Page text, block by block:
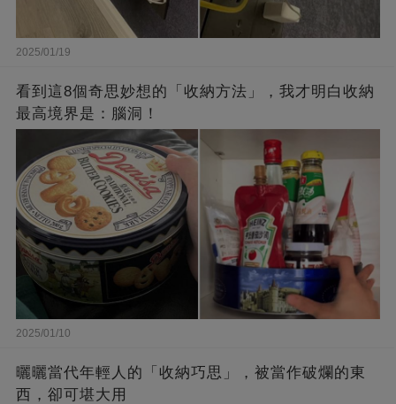
2025/01/19
看到這8個奇思妙想的「收納方法」，我才明白收納
最高境界是：腦洞！
2025/01/10
曬曬當代年輕人的「收納巧思」，被當作破爛的東
西，卻可堪大用